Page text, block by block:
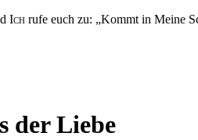
Ich rufe euch zu: „Kommt in Meine
der Liebe